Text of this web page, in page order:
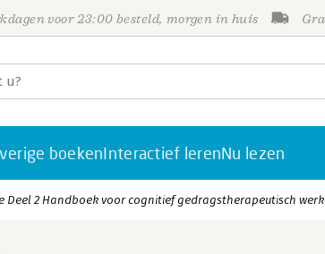
voor 23:00 besteld, morgen in huis
boekenInteractief lerenNu lezen
2 Handboek voor cognitief gedragstherapeutisch